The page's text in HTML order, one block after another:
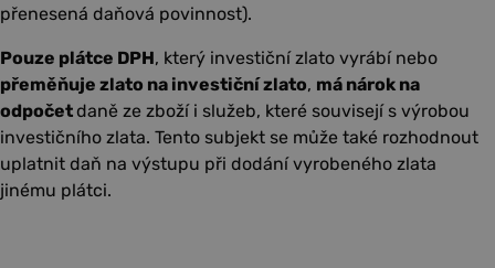
přenesená daňová povinnost).
Pouze plátce DPH, který investiční zlato vyrábí nebo
přeměňuje zlato na investiční zlato, má nárok na
odpočetdaně ze zboží i služeb, které souvisejí s výrobou
investičního zlata. Tento subjekt se může také rozhodnout
uplatnit daň na výstupu při dodání vyrobeného zlata
jinému plátci.